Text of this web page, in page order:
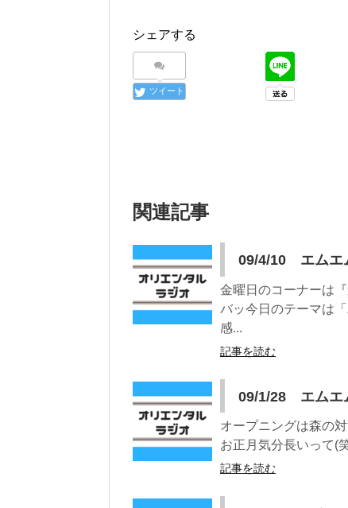
シェアする
ツイート
関連記事
09/4/10 エムエ
金曜日のコーナーは
バッ今日のテーマは
感...
記事を読む
09/1/28 エムエ
オープニングは森の
お正月気分長いって(
記事を読む